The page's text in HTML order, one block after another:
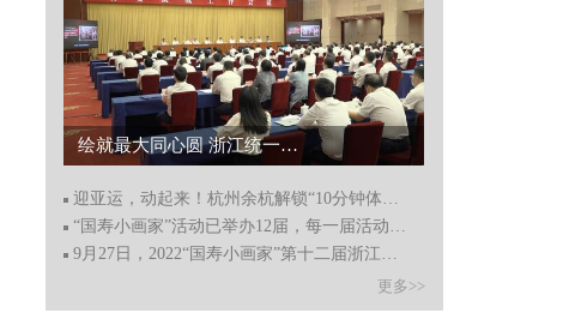
迎亚运，动起来！杭州余杭解锁“10分钟体育健身圈”...
迎亚运，动起来！杭州余杭解锁“10分钟体育健身圈”
“国寿小画家”活动已举办12届，每一届活动都评选出优秀的
9月27日，2022“国寿小画家”第十二届浙江省少年儿童书画艺
更多>>